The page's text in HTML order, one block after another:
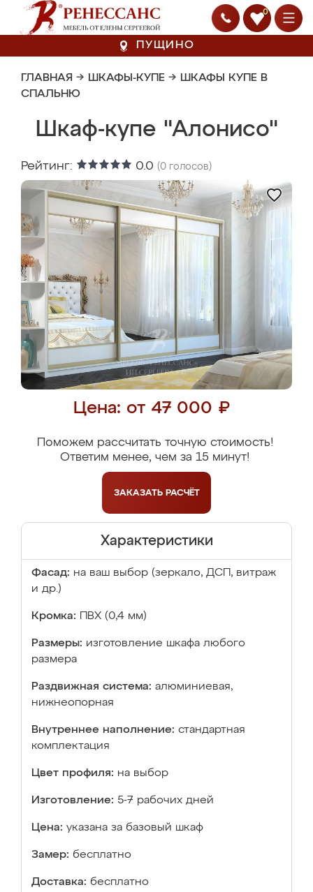
0
ПУЩИНО
ГЛАВНАЯ → ШКАФЫ-КУПЕ → ШКАФЫ КУПЕ В
СПАЛЬНЮ
Шкаф-купе "Алонисо"
Рейтинг: 0.0 (0 голосов)
Цена: от 47 000 ₽
Поможем рассчитать точную стоимость!
Ответим менее, чем за 15 минут!
ЗАКАЗАТЬ РАСЧЁТ
Характеристики
Фасад: на ваш выбор (зеркало, ДСП, витраж
и др.)
Кромка: ПВХ (0,4 мм)
Размеры: изготовление шкафа любого
размера
Раздвижная система: алюминиевая,
нижнеопорная
Внутреннее наполнение: стандартная
комплектация
Цвет профиля: на выбор
Изготовление: 5-7 рабочих дней
Цена: указана за базовый шкаф
Замер: бесплатно
Доставка: бесплатно